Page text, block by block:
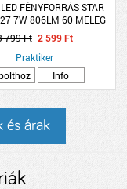
FÉNYFORRÁS STAR
7W 806LM 60 MELEG
ÜVEG 15000H
799 Ft 2 599 Ft
Praktiker
Info
és árak